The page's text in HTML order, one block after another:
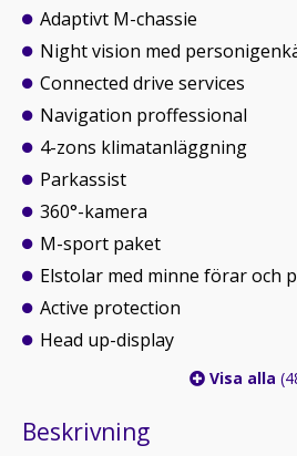
Adaptivt M-chassie
Night vision med
Connected drive services
Navigation proffessional
4-zons klimatanläggning
Parkassist
360°-kamera
M-sport paket
Elstolar med minne förar och
Active protection
Head up-display
Visa alla
Beskrivning